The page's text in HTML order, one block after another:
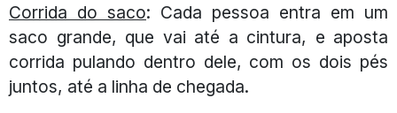
Corrida do saco: Cada pessoa entra em um
saco grande, que vai até a cintura, e aposta
corrida pulando dentro dele, com os dois pés
juntos, até a linha de chegada.